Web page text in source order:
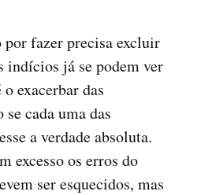
por fazer precisa excluir
indícios já se podem ver
exacerbar das
cada uma das
a verdade absoluta.
excesso os erros do
ser esquecidos, mas